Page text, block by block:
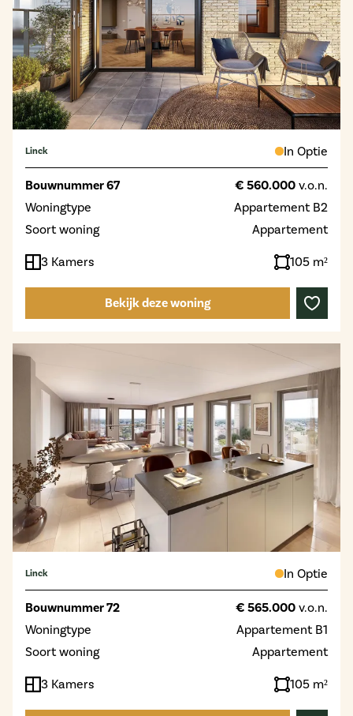
Linck In Optie
Bouwnummer 67 € 560.000 v.o.n.
Woningtype
Appartement B2
Soort woning
Appartement
3 Kamers 105 m²
Bekijk deze woning
Linck In Optie
Bouwnummer 72 € 565.000 v.o.n.
Woningtype
Appartement B1
Soort woning
Appartement
3 Kamers 105 m²